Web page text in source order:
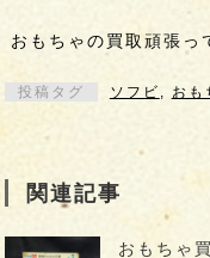
おもちゃの買取頑張っ
投稿タグ ソフビ , おも
関連記事
おもちゃ